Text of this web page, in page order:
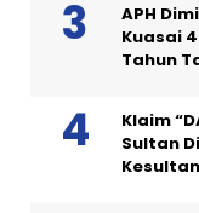
APH
Kuasai
Tahun
Klaim
Sultan